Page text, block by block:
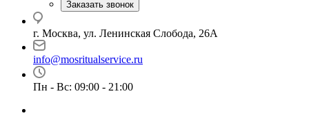
Заказать звонок
г. Москва, ул. Ленинская Слобода, 26А
info@mosritualservice.ru
Пн - Вс: 09:00 - 21:00